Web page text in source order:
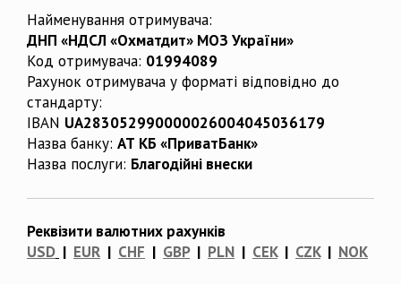
Найменування отримувача:
ДНП «НДСЛ «Охматдит» МОЗ України»
Код отримувача: 01994089
Рахунок отримувача у форматі відповідно до
стандарту:
IBAN UA283052990000026004045036179
Назва банку: АТ КБ «ПриватБанк»
Назва послуги: Благодійні внески
Реквізити валютних рахунків
USD | EUR | CHF | GBP| PLN | CEK| CZK| NOK